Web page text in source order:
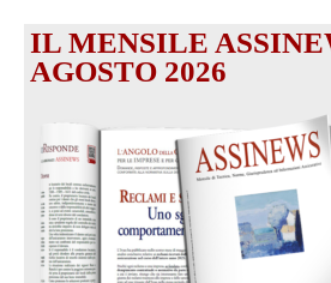
IL MENSILE
AGOSTO 2026